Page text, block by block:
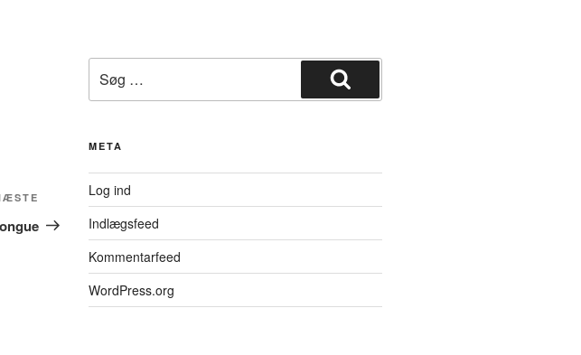
indlæg
efter:
Søg
META
Log ind
Indlægsfeed
Kommentarfeed
WordPress.org